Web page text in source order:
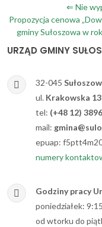
Nawigacja
wpisu
⇐ Nie
Propozycja cenowa
gminy Sułoszowa w
URZĄD GMINY
32-045
ul. Krakowska
tel: (+48 12)
mail:
epuap:
numery
Godziny pracy
poniedziałek:
od wtorku do